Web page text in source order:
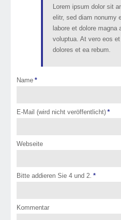
Lorem ipsum dolor sit
elitr, sed diam nonumy
labore et dolore magna
voluptua. At vero eos
dolores et ea rebum.
Name *
E-Mail (wird nicht veröffentlicht) *
Webseite
Bitte addieren Sie 4 und 2. *
Kommentar